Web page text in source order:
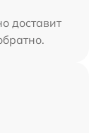
доставит